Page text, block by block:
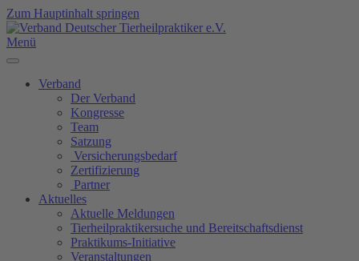
Zum Hauptinhalt springen
Menü
Verband
Der Verband
Kongresse
Team
Satzung
Versicherungsbedarf
Zertifizierung
Partner
Aktuelles
Aktuelle Meldungen
Tierheilpraktikersuche und Bereitschaftsdienst
Praktikums-Initiative
Veranstaltungen